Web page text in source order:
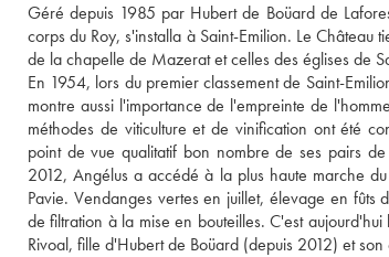
Géré depuis 1985 par Hubert de Boüard de
corps du Roy, s'installa à Saint-Emilion. Le
de la chapelle de Mazerat et celles des églises de
En 1954, lors du premier classement de Saint-
montre aussi l'importance de l'empreinte de
méthodes de viticulture et de vinification ont été
point de vue qualitatif bon nombre de ses pairs
2012, Angélus a accédé à la plus haute marche
Pavie. Vendanges vertes en juillet, élevage en
de filtration à la mise en bouteilles. C'est
Rivoal, fille d'Hubert de Boüard (depuis 2012) et